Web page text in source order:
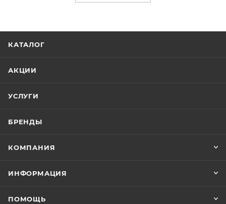
КАТАЛОГ
АКЦИИ
УСЛУГИ
БРЕНДЫ
КОМПАНИЯ
ИНФОРМАЦИЯ
ПОМОЩЬ